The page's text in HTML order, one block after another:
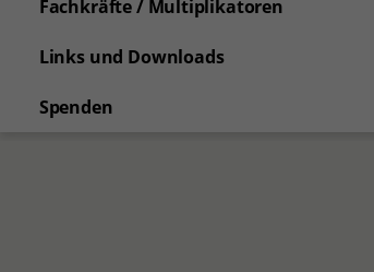
Fachkräfte / Multiplikatoren
Links und Downloads
Spenden